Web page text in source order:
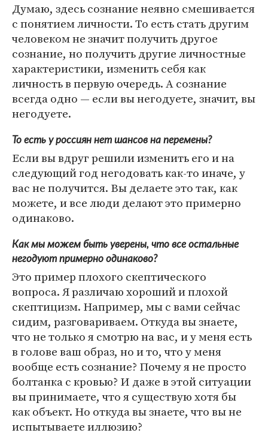
Думаю, здесь сознание неявно смешивается
с понятием личности. То есть стать другим
человеком не значит получить другое
сознание, но получить другие личностные
характеристики, изменить себя как
личность в первую очередь. А сознание
всегда одно — если вы негодуете, значит, вы
негодуете.
То есть у россиян нет шансов на перемены?
Если вы вдруг решили изменить его и на
следующий год негодовать как-то иначе, у
вас не получится. Вы делаете это так, как
можете, и все люди делают это примерно
одинаково.
Как мы можем быть уверены, что все остальные
негодуют примерно одинаково?
Это пример плохого скептического
вопроса. Я различаю хороший и плохой
скептицизм. Например, мы с вами сейчас
сидим, разговариваем. Откуда вы знаете,
что не только я смотрю на вас, и у меня есть
в голове ваш образ, но и то, что у меня
вообще есть сознание? Почему я не просто
болтанка с кровью? И даже в этой ситуации
вы принимаете, что я существую хотя бы
как объект. Но откуда вы знаете, что вы не
испытываете иллюзию?